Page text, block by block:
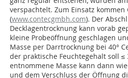
verspachtelt. Zum Einsatz kommen
(www.contecgmbh.com). Der
Decklagentrocknung kann vorab
kleine Probeöffnung geschlagen
Masse per Darrtrocknung bei 40°
der praktische Feuchtegehalt soll ≤
entnommene Masse kann dann
und dem Verschluss der Öffnung